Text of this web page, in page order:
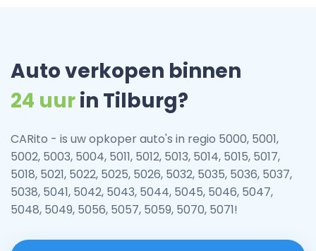
Auto verkopen binnen
24 uurin Tilburg?
CARito - is uw opkoper auto's in regio 5000, 5001,
5002, 5003, 5004, 5011, 5012, 5013, 5014, 5015, 5017,
5018, 5021, 5022, 5025, 5026, 5032, 5035, 5036, 5037,
5038, 5041, 5042, 5043, 5044, 5045, 5046, 5047,
5048, 5049, 5056, 5057, 5059, 5070, 5071!